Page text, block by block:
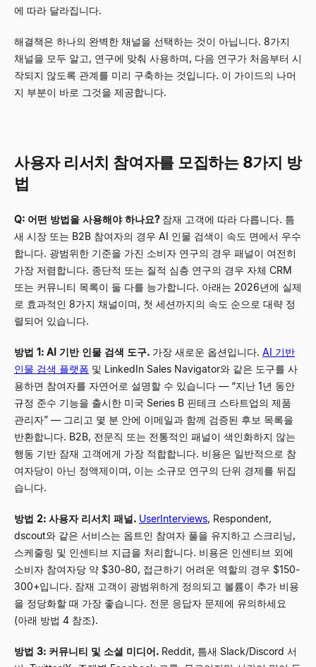
에 따라 달라집니다.
해결책은 하나의 완벽한 채널을 선택하는 것이 아닙니다. 8가지
채널을 모두 알고, 연구에 맞춰 사용하며, 다음 연구가 처음부터 시
작되지 않도록 관계를 미리 구축하는 것입니다. 이 가이드의 나머
지 부분이 바로 그것을 제공합니다.
사용자 리서치 참여자를 모집하는 8가지 방
법
Q: 어떤 방법을 사용해야 하나요?잠재 고객에 따라 다릅니다. 틈
새 시장 또는 B2B 참여자의 경우 AI 인물 검색이 속도 면에서 우수
합니다. 광범위한 기준을 가진 소비자 연구의 경우 패널이 여전히
가장 저렴합니다. 종단적 또는 질적 심층 연구의 경우 자체 CRM
또는 커뮤니티 목록이 둘 다를 능가합니다. 아래는 2026년에 실제
로 효과적인 8가지 채널이며, 첫 세션까지의 속도 순으로 대략 정
렬되어 있습니다.
방법 1: AI 기반 인물 검색 도구. 가장 새로운 옵션입니다. AI 기반
인물 검색 플랫폼 및 LinkedIn Sales Navigator와 같은 도구를 사
용하면 참여자를 자연어로 설명할 수 있습니다 — “지난 1년 동안
규정 준수 기능을 출시한 미국 Series B 핀테크 스타트업의 제품
관리자” — 그리고 몇 분 안에 이메일과 함께 검증된 후보 목록을
반환합니다. B2B, 전문직 또는 전통적인 패널이 색인화하지 않는
행동 기반 잠재 고객에게 가장 적합합니다. 비용은 일반적으로 참
여자당이 아닌 정액제이며, 이는 소규모 연구의 단위 경제를 뒤집
습니다.
방법 2: 사용자 리서치 패널. UserInterviews, Respondent,
dscout와 같은 서비스는 옵트인 참여자 풀을 유지하고 스크리닝,
스케줄링 및 인센티브 지급을 처리합니다. 비용은 인센티브 외에
소비자 참여자당 약 $30-80, 접근하기 어려운 역할의 경우 $150-
300+입니다. 잠재 고객이 광범위하게 정의되고 볼륨이 추가 비용
을 정당화할 때 가장 좋습니다. 전문 응답자 문제에 유의하세요
(아래 방법 4 참조).
방법 3: 커뮤니티 및 소셜 미디어. Reddit, 틈새 Slack/Discord 서